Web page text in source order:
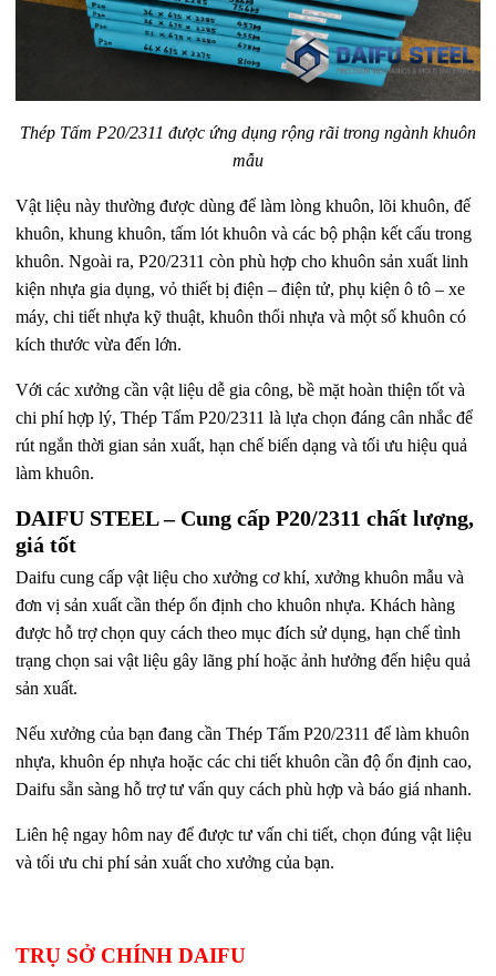
Thép Tấm P20/2311 được ứng dụng rộng rãi trong ngành khuôn
mẫu
Vật liệu này thường được dùng để làm lòng khuôn, lõi khuôn, đế
khuôn, khung khuôn, tấm lót khuôn và các bộ phận kết cấu trong
khuôn. Ngoài ra, P20/2311 còn phù hợp cho khuôn sản xuất linh
kiện nhựa gia dụng, vỏ thiết bị điện – điện tử, phụ kiện ô tô – xe
máy, chi tiết nhựa kỹ thuật, khuôn thổi nhựa và một số khuôn có
kích thước vừa đến lớn.
Với các xưởng cần vật liệu dễ gia công, bề mặt hoàn thiện tốt và
chi phí hợp lý, Thép Tấm P20/2311 là lựa chọn đáng cân nhắc để
rút ngắn thời gian sản xuất, hạn chế biến dạng và tối ưu hiệu quả
làm khuôn.
DAIFU STEEL – Cung cấp P20/2311 chất lượng,
giá tốt
Daifu cung cấp vật liệu cho xưởng cơ khí, xưởng khuôn mẫu và
đơn vị sản xuất cần thép ổn định cho khuôn nhựa. Khách hàng
được hỗ trợ chọn quy cách theo mục đích sử dụng, hạn chế tình
trạng chọn sai vật liệu gây lãng phí hoặc ảnh hưởng đến hiệu quả
sản xuất.
Nếu xưởng của bạn đang cần Thép Tấm P20/2311 để làm khuôn
nhựa, khuôn ép nhựa hoặc các chi tiết khuôn cần độ ổn định cao,
Daifu sẵn sàng hỗ trợ tư vấn quy cách phù hợp và báo giá nhanh.
Liên hệ ngay hôm nay để được tư vấn chi tiết, chọn đúng vật liệu
và tối ưu chi phí sản xuất cho xưởng của bạn.
TRỤ SỞ CHÍNH DAIFU